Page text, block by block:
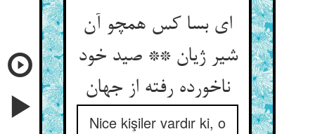
ای بسا کس همچو آن
شیر ژیان ** صید خود
ناخورده رفته از جهان‏
Nice kişiler vardır ki, o